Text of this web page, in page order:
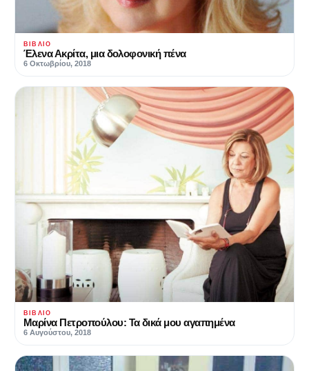
ΒΙΒΛΊΟ
Έλενα Ακρίτα, μια δολοφονική πένα
6 Οκτωβρίου, 2018
ΒΙΒΛΊΟ
Μαρίνα Πετροπούλου: Τα δικά μου αγαπημένα
6 Αυγούστου, 2018